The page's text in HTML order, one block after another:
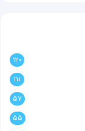
۱۲۰
۱۱۱
۵۷
۵۵